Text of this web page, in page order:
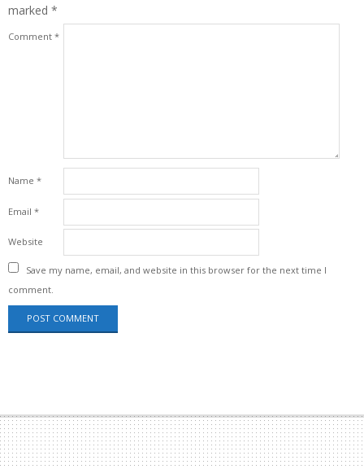
marked *
Comment *
Name *
Email *
Website
Save my name, email, and website in this browser for the next time I
comment.